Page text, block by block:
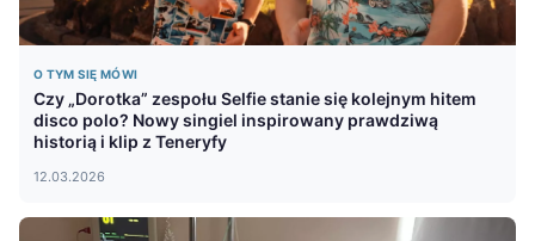
O TYM SIĘ MÓWI
Czy „Dorotka” zespołu Selfie stanie się kolejnym hitem
disco polo? Nowy singiel inspirowany prawdziwą
historią i klip z Teneryfy
12.03.2026